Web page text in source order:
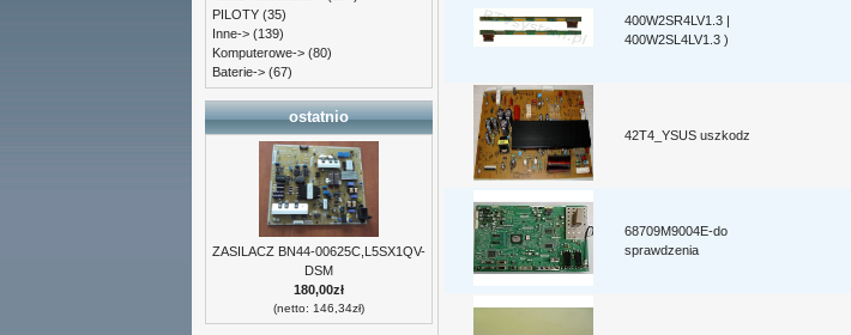
400W2SR4LV1.3 |
400W2SL4LV1.3 )
42T4_YSUS uszkodz
68709M9004E-do
sprawdzenia
PILOTY (35)
Inne-> (139)
Komputerowe-> (80)
Baterie-> (67)
ostatnio
ZASILACZ BN44-00625C,L5SX1QV-
DSM
180,00zł
(netto: 146,34zł)